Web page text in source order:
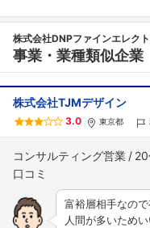
株式会社DNPファインエレク
事業・業種類似企業
株式会社TJMデザイン
3.0 東京都
コンサルティング営業
富裕層相手なの
人間が多いため